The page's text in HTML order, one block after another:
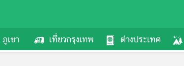
ภูเขา เที่ยวกรุงเทพ ต่างประเทศ